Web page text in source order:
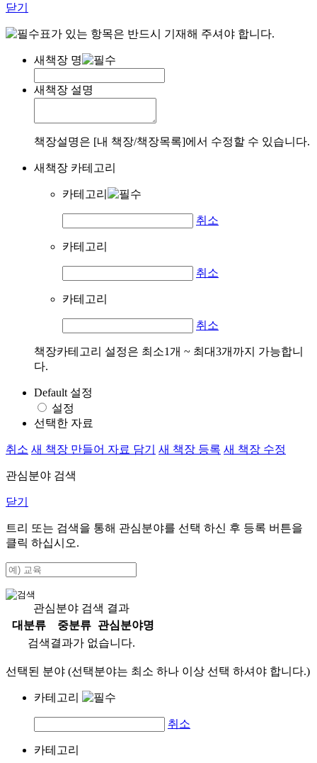
닫기
표가 있는 항목은 반드시 기재해 주셔야 합니다.
새책장 명
새책장 설명
책장설명은 [내 책장/책장목록]에서 수정할 수 있습니다.
새책장 카테고리
카테고리
취소
카테고리
취소
카테고리
취소
책장카테고리 설정은 최소1개 ~ 최대3개까지 가능합니
다.
Default 설정
설정
선택한 자료
취소 새 책장 만들어 자료 담기 새 책장 등록 새 책장 수정
관심분야 검색
닫기
트리 또는 검색을 통해 관심분야를 선택 하신 후 등록 버튼을
클릭 하십시오.
관심분야 검색 결과
대분류
중분류
관심분야명
검색결과가 없습니다.
선택된 분야 (선택분야는 최소 하나 이상 선택 하셔야 합니다.)
카테고리
취소
카테고리